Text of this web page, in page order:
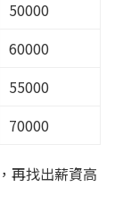
50000
60000
55000
70000
再找出薪資高